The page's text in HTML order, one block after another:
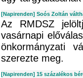
[Napirenden] Soós Zoltán
Az RMDSZ
vasárnapi
önkormányzati
szerezte meg.
[Napirenden] 15 százalékos